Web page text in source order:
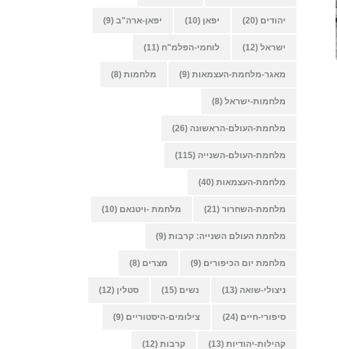
יהודים (20) יפאן (10) יפאן-ארה"ב (9)
ישראל (12) לוחמי-הפלמ"ח (11)
מאגר-מלחמת-העצמאות (9) מלחמות (8)
מלחמות-ישראל (8)
מלחמת-העולם-הראשונה (26)
מלחמת-העולם-השנייה (115)
מלחמת-העצמאות (40)
מלחמת-השחרור (21) מלחמת -ויטנאם (10)
מלחמת העולם השנייה: קרבות (9)
מלחמת יום הכיפורים (9) מצרים (8)
ניצולי-שואה (13) נשים (15) סטלין (12)
סיפורי-חיים (24) צילומים-היסטוריים (9)
קהילות-יהודיות (13) קרבות (12)